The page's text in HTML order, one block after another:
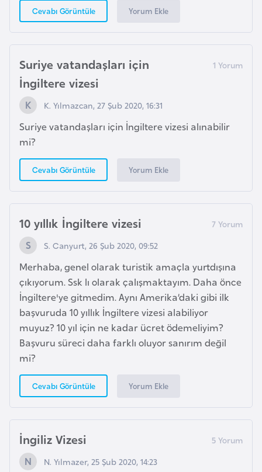
Cevabı Görüntüle Yorum Ekle
Suriye vatandaşları için
İngiltere vizesi
K. Yılmazcan, 27 Şub 2020, 16:31
Suriye vatandaşları için İngiltere vizesi alınabilir
mi?
Cevabı Görüntüle Yorum Ekle
10 yıllık İngiltere vizesi
S. Canyurt, 26 Şub 2020, 09:52
Merhaba, genel olarak turistik amaçla yurtdışına
çıkıyorum. Ssk lı olarak çalışmaktayım. Daha önce
İngiltere'ye gitmedim. Aynı Amerika’daki gibi ilk
başvuruda 10 yıllık İngiltere vizesi alabiliyor
muyuz? 10 yıl için ne kadar ücret ödemeliyim?
Başvuru süreci daha farklı oluyor sanırım değil
mi?
Cevabı Görüntüle Yorum Ekle
İngiliz Vizesi
N. Yılmazer, 25 Şub 2020, 14:23
ç
İ
t
l
y
a
l
a
d
a
K
a
m
ç
a
K